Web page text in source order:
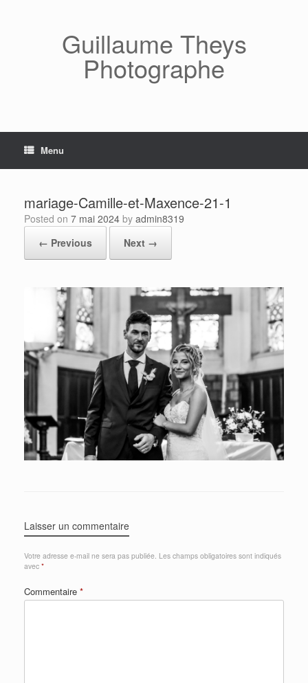
Guillaume Theys
Photographe
Menu
mariage-Camille-et-Maxence-21-1
Posted on 7 mai 2024 by admin8319
← Previous
Next →
Laisser un commentaire
Votre adresse e-mail ne sera pas publiée. Les champs obligatoires sont indiqués
avec *
Commentaire *